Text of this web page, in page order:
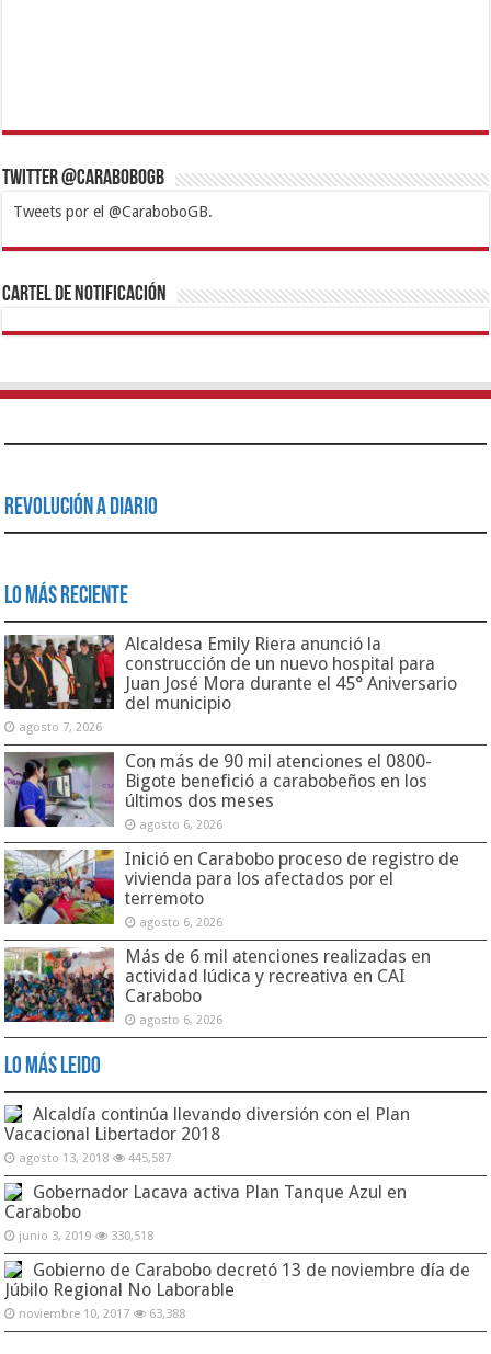
Twitter @CaraboboGB
Tweets por el @CaraboboGB.
1xbetBetturkeyBetistKralbetSupertotobetTipobetMatadorbetMariobet
https://mvbcasino.com/
Cartel de Notificación
Revolución a Diario
Lo Más Reciente
Alcaldesa Emily Riera anunció la
construcción de un nuevo hospital para
Juan José Mora durante el 45° Aniversario
del municipio
agosto 7, 2026
Con más de 90 mil atenciones el 0800-
Bigote benefició a carabobeños en los
últimos dos meses
agosto 6, 2026
Inició en Carabobo proceso de registro de
vivienda para los afectados por el
terremoto
agosto 6, 2026
Más de 6 mil atenciones realizadas en
actividad lúdica y recreativa en CAI
Carabobo
agosto 6, 2026
Lo Más Leido
Alcaldía continúa llevando diversión con el Plan
Vacacional Libertador 2018
agosto 13, 2018 445,587
Gobernador Lacava activa Plan Tanque Azul en
Carabobo
junio 3, 2019 330,518
Gobierno de Carabobo decretó 13 de noviembre día de
Júbilo Regional No Laborable
noviembre 10, 2017 63,388